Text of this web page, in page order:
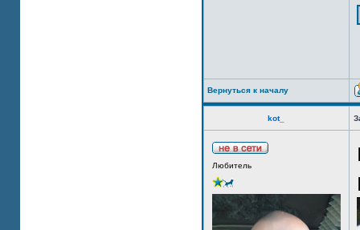
Вернуться к началу
kot_
Любитель